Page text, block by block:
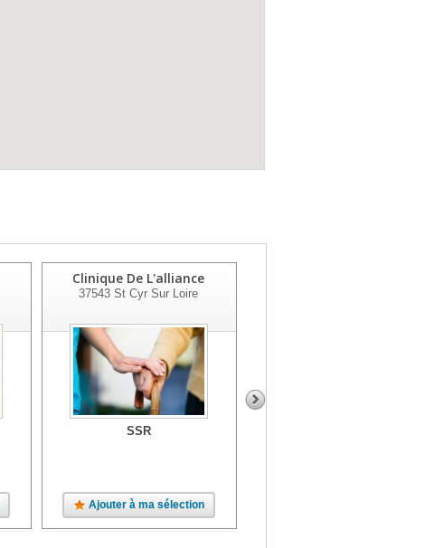
Clinique De L'alliance
37543 St Cyr Sur Loire
SSR
Ajouter à ma sélection